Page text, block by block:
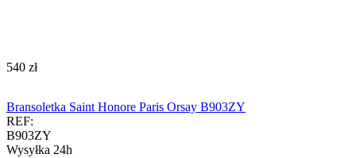
‍540‍ zł
Bransoletka Saint Honore Paris Orsay B903ZY
REF:
B903ZY
Wysyłka 24h